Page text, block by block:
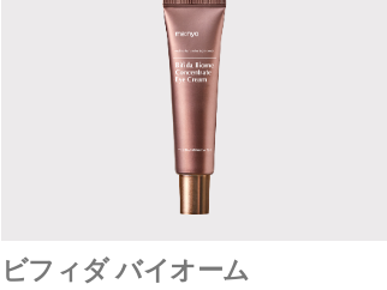
ビフィダ バイオーム